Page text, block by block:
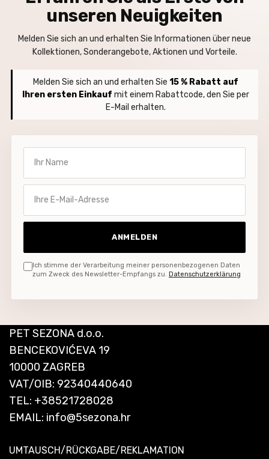
unseren Neuigkeiten
Melden Sie sich an und erhalten Sie Informationen über neue
Kollektionen, Sonderangebote, Aktionen und Vorteile.
Melden Sie sich an und erhalten Sie 15 % Rabatt auf
Ihren ersten Einkauf mit einem Rabattcode, den Sie per
E-Mail erhalten.
ANMELDEN
Ich stimme der Verarbeitung meiner personenbezogenen Daten
zum Zweck des Newsletter-Empfangs zu. Datenschutzerklärung
PET SEZONA d.o.o.
BENCEKOVIĆEVA 19
10000 ZAGREB
VAT/OIB: 92340440640
TEL: +38521728028
EMAIL: info@5sezona.hr
UMTAUSCH/RÜCKGABE/REKLAMATION